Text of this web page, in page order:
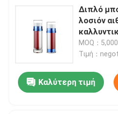
Διπλό
λοσιόν
MOQ：
Τιμή：
Καλύτερη τιμή